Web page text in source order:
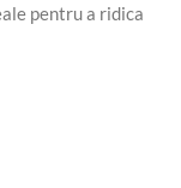
pentru a ridica